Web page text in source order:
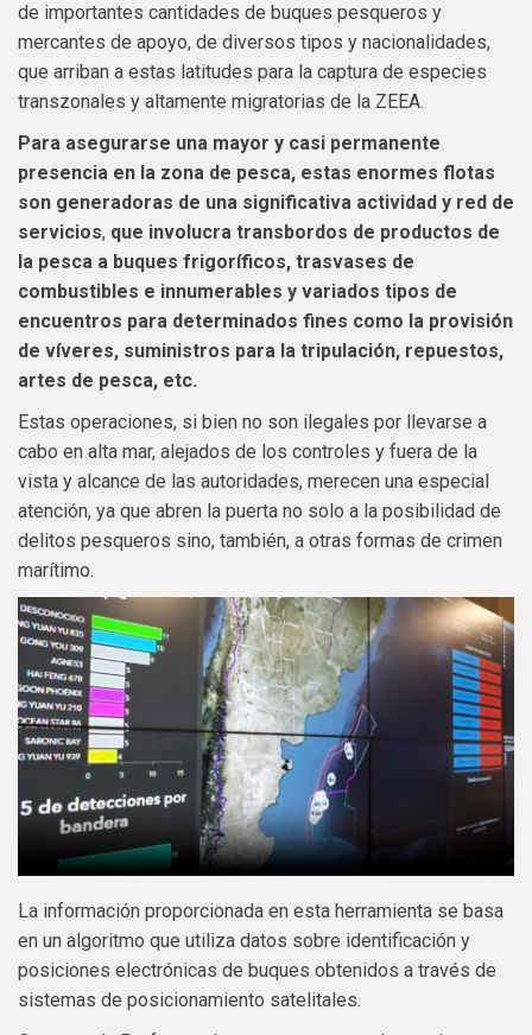
de importantes cantidades de buques pesqueros y
mercantes de apoyo, de diversos tipos y nacionalidades,
que arriban a estas latitudes para la captura de especies
transzonales y altamente migratorias de la ZEEA.
Para asegurarse una mayor y casi permanente
presencia en la zona de pesca, estas enormes flotas
son generadoras de una significativa actividad y red de
servicios, que involucra transbordos de productos de
la pesca a buques frigoríficos, trasvases de
combustibles e innumerables y variados tipos de
encuentros para determinados fines como la provisión
de víveres, suministros para la tripulación, repuestos,
artes de pesca, etc.
Estas operaciones, si bien no son ilegales por llevarse a
cabo en alta mar, alejados de los controles y fuera de la
vista y alcance de las autoridades, merecen una especial
atención, ya que abren la puerta no solo a la posibilidad de
delitos pesqueros sino, también, a otras formas de crimen
marítimo.
La información proporcionada en esta herramienta se basa
en un algoritmo que utiliza datos sobre identificación y
posiciones electrónicas de buques obtenidos a través de
sistemas de posicionamiento satelitales.